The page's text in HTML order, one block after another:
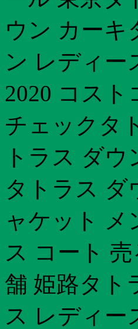
ウン カーキ
ン レディー
2020 コス
チェックタ
トラス ダ
タトラス ダ
ャケット
ス コート
舗 姫路タト
ス レディー